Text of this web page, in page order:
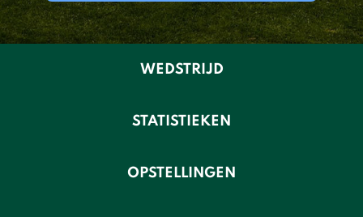
WEDSTRIJD
STATISTIEKEN
OPSTELLINGEN